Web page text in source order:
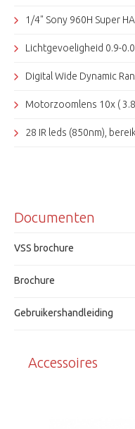
1/4" Sony 960H Super
Lichtgevoeligheid 0.9-
Digital Wide Dynamic
Motorzoomlens 10x (
28 IR leds (850nm),
RS485, protocol
8 instelbare privacy
AGC, BLC, DNR, DIS, HLC,
Voedingsspanning
Documenten
VSS brochure
Brochure
Gebruikershandleiding
Accessoires